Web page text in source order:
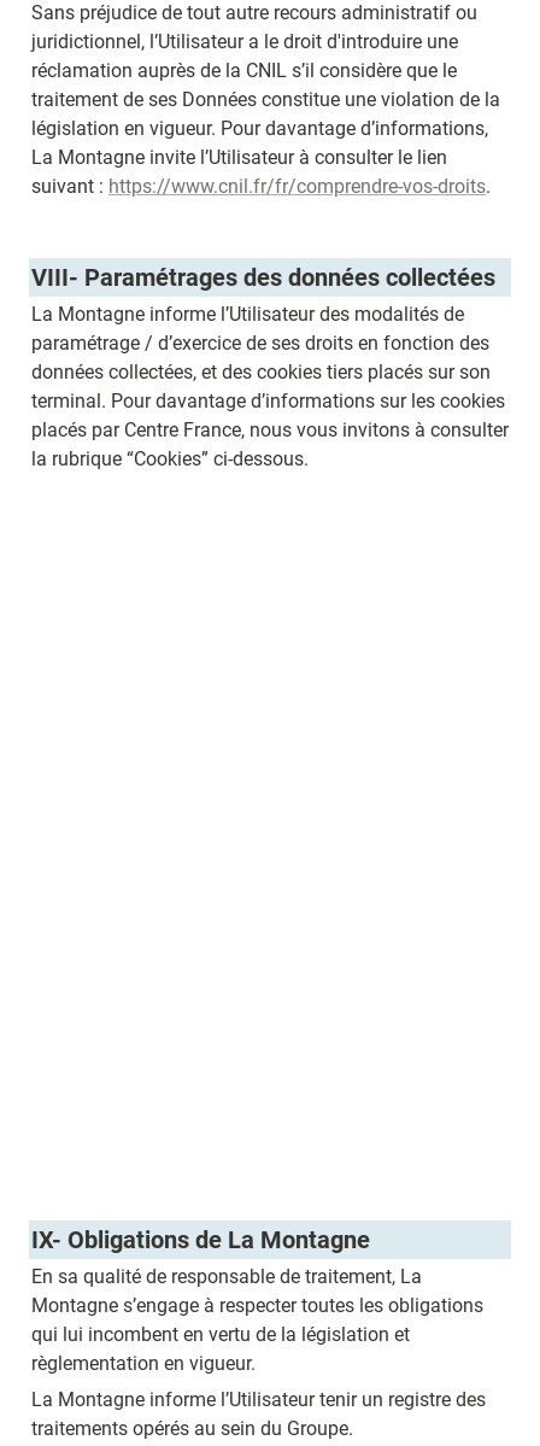
Sans préjudice de tout autre recours administratif ou
juridictionnel, l’Utilisateur a le droit d'introduire une
réclamation auprès de la CNIL s’il considère que le
traitement de ses Données constitue une violation de la
législation en vigueur. Pour davantage d’informations,
La Montagne invite l’Utilisateur à consulter le lien
suivant : https://www.cnil.fr/fr/comprendre-vos-droits.
VIII- Paramétrages des données collectées
La Montagne informe l’Utilisateur des modalités de
paramétrage / d’exercice de ses droits en fonction des
données collectées, et des cookies tiers placés sur son
terminal. Pour davantage d’informations sur les cookies
placés par Centre France, nous vous invitons à consulter
la rubrique “Cookies” ci-dessous.
IX- Obligations de La Montagne
En sa qualité de responsable de traitement, La
Montagne s’engage à respecter toutes les obligations
qui lui incombent en vertu de la législation et
règlementation en vigueur.
La Montagne informe l’Utilisateur tenir un registre des
traitements opérés au sein du Groupe.